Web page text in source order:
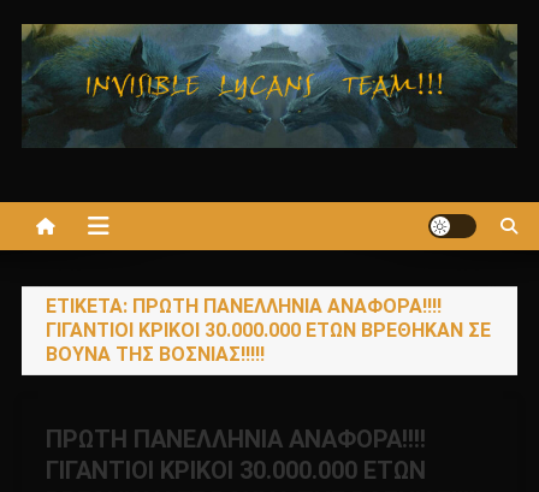
στο
περιεχόμενο
ΕΤΙΚΈΤΑ: ΠΡΩΤΗ ΠΑΝΕΛΛΗΝΙΑ ΑΝΑΦΟΡΑ!!!!
ΓΙΓΑΝΤΙΟΙ ΚΡΙΚΟΙ 30.000.000 ΕΤΩΝ ΒΡΕΘΗΚΑΝ ΣΕ
ΒΟΥΝΑ ΤΗΣ ΒΟΣΝΙΑΣ!!!!!
ΠΡΩΤΗ ΠΑΝΕΛΛΗΝΙΑ ΑΝΑΦΟΡΑ!!!!
ΓΙΓΑΝΤΙΟΙ ΚΡΙΚΟΙ 30.000.000 ΕΤΩΝ